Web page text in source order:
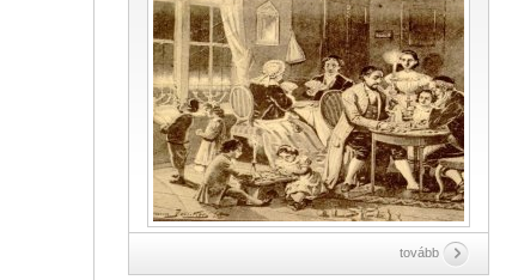
tovább